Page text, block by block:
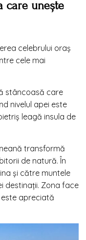
care unește
celebrului oraș
cele mai
stâncoasă care
nivelul apei este
leagă insula de
transformă
de natură. În
și către muntele
destinații. Zona face
apreciată